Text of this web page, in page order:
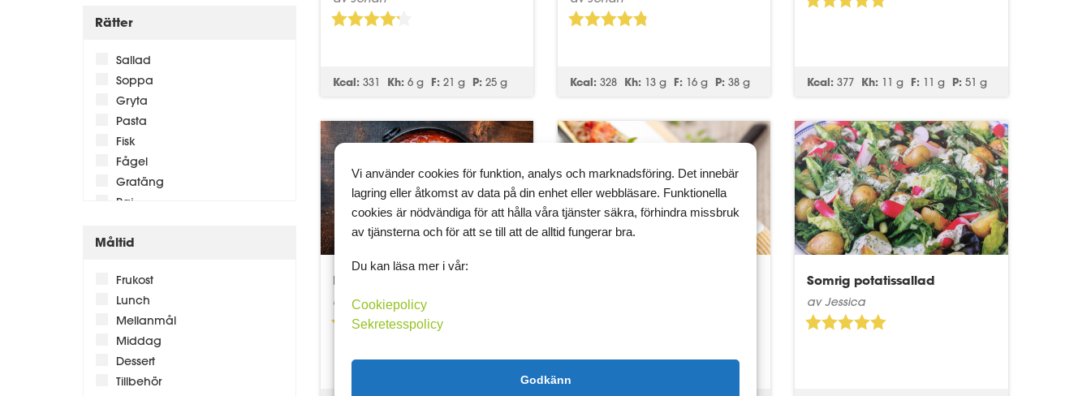
Rätter
Sallad
Soppa
Gryta
Pasta
Fisk
Fågel
Gratäng
Paj
Långkok
Oxkött
Bröd
Pizza
Skaldjur
Pannkakor / Plättar
Snacks
Måltid
Frukost
Lunch
Mellanmål
Middag
Dessert
Tillbehör
Kcal: 331 Kh: 6 g F: 21 g P: 25 g Kcal: 328 Kh: 13 g F: 16 g P: 38 g Kcal: 377 Kh: 11 g F: 11 g P: 51 g
Kokosgryta med räkor
av Camilla
Somrig potatissallad
av Jessica
Vi använder cookies för funktion, analys och marknadsföring. Det innebär
lagring eller åtkomst av data på din enhet eller webbläsare. Funktionella
cookies är nödvändiga för att hålla våra tjänster säkra, förhindra missbruk
av tjänsterna och för att se till att de alltid fungerar bra.
Du kan läsa mer i vår:
Cookiepolicy
Sekretesspolicy
Godkänn